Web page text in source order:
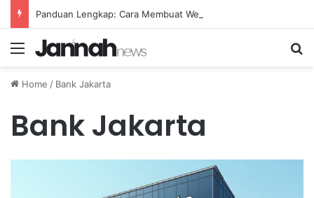
Menu
Home / Bank Jakarta
Bank Jakarta